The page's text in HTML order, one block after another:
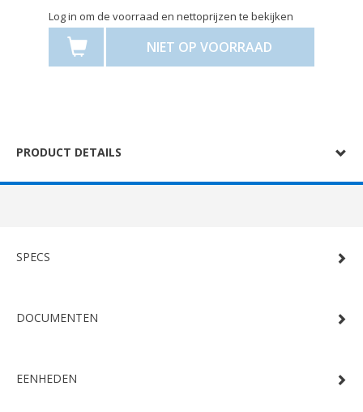
Log in om de voorraad en nettoprijzen te bekijken
NIET OP VOORRAAD
PRODUCT DETAILS
SPECS
DOCUMENTEN
EENHEDEN